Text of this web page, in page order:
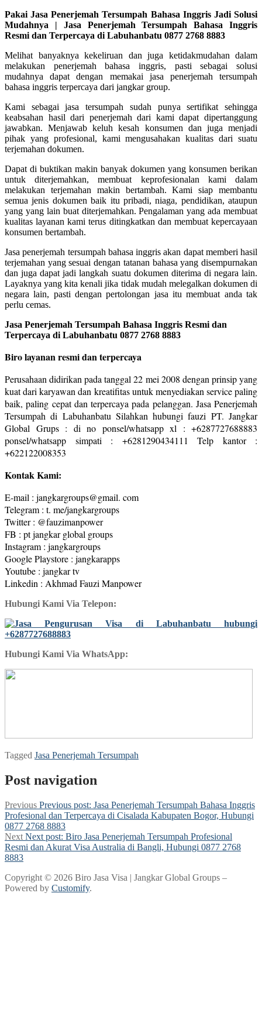
Pakai Jasa Penerjemah Tersumpah Bahasa Inggris Jadi Solusi
Mudahnya | Jasa Penerjemah Tersumpah Bahasa Inggris
Resmi dan Terpercaya di Labuhanbatu 0877 2768 8883
Melihat banyaknya kekeliruan dan juga ketidakmudahan dalam
melakukan penerjemah bahasa inggris, pasti sebagai solusi
mudahnya dapat dengan memakai jasa penerjemah tersumpah
bahasa inggris terpercaya dari jangkar group.
Kami sebagai jasa tersumpah sudah punya sertifikat sehingga
keabsahan hasil dari penerjemah dari kami dapat dipertanggung
jawabkan. Menjawab keluh kesah konsumen dan juga menjadi
pihak yang profesional, kami mengusahakan kualitas dari suatu
terjemahan dokumen.
Dapat di buktikan makin banyak dokumen yang konsumen berikan
untuk diterjemahkan, membuat keprofesionalan kami dalam
melakukan terjemahan makin bertambah. Kami siap membantu
semua jenis dokumen baik itu pribadi, niaga, pendidikan, ataupun
yang yang lain buat diterjemahkan. Pengalaman yang ada membuat
kualitas layanan kami terus ditingkatkan dan membuat kepercayaan
konsumen bertambah.
Jasa penerjemah tersumpah bahasa inggris akan dapat memberi hasil
terjemahan yang sesuai dengan tatanan bahasa yang disempurnakan
dan juga dapat jadi langkah suatu dokumen diterima di negara lain.
Layaknya yang kita kenali jika tidak mudah melegalkan dokumen di
negara lain, pasti dengan pertolongan jasa itu membuat anda tak
perlu cemas.
Jasa Penerjemah Tersumpah Bahasa Inggris Resmi dan
Terpercaya di Labuhanbatu 0877 2768 8883
Biro layanan resmi dan terpercaya
Perusahaan didirikan pada tanggal 22 mei 2008 dengan prinsip yang
kuat dari karyawan dan kreatifitas untuk menyediakan service paling
baik, paling cepat dan terpercaya pada pelanggan. Jasa Penerjemah
Tersumpah di Labuhanbatu Silahkan hubungi fauzi PT. Jangkar
Global Grups : di no ponsel/whatsapp xl : +6287727688883
ponsel/whatsapp simpati : +6281290434111 Telp kantor :
+622122008353
Kontak Kami:
E-mail : jangkargroups@gmail. com
Telegram : t. me/jangkargroups
Twitter : @fauzimanpower
FB : pt jangkar global groups
Instagram : jangkargroups
Google Playstore : jangkarapps
Youtube : jangkar tv
Linkedin : Akhmad Fauzi Manpower
Hubungi Kami Via Telepon:
Hubungi Kami Via WhatsApp:
Tagged Jasa Penerjemah Tersumpah
Post navigation
Previous Previous post: Jasa Penerjemah Tersumpah Bahasa Inggris
Profesional dan Terpercaya di Cisalada Kabupaten Bogor, Hubungi
0877 2768 8883
Next Next post: Biro Jasa Penerjemah Tersumpah Profesional
Resmi dan Akurat Visa Australia di Bangli, Hubungi 0877 2768
8883
Copyright © 2026 Biro Jasa Visa | Jangkar Global Groups –
Powered by Customify.